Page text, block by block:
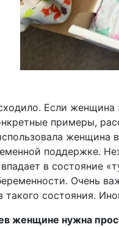
Если
примеры,
женщина
поддержке.
в состояние
Очень
такого состояния.
женщине нужна